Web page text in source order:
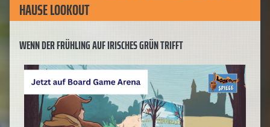
HAUSE LOOKOUT
WENN DER FRÜHLING AUF IRISCHES GRÜN TRIFFT